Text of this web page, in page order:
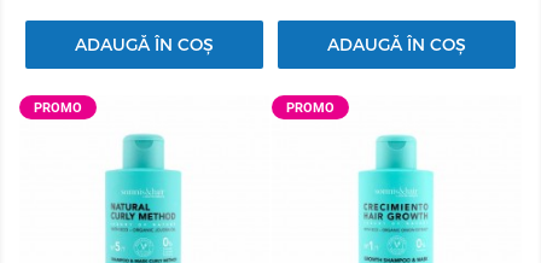
nuantatoare pentru nuante reci
ESTEL PRIMA BLONDE, 300 ml
RON
În stock
-15% ÎN COȘ LA 2+
STYLING GLYNT
Crema protectie termica
netezirea si stralucirea
pufos Malibu Glynt, 125
91
În stock
ADAUGĂ ÎN COȘ ADAUGĂ ÎN COȘ
PROMO PROMO